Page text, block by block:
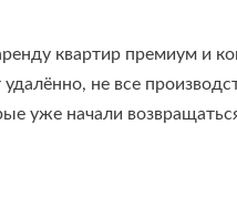
квартир премиум и
не все
уже начали